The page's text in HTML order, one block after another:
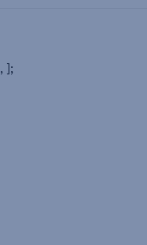
, ];